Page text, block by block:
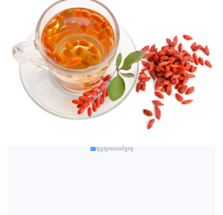
ផ្សព្វផ្សាយពាណិជ្ជកម្ម